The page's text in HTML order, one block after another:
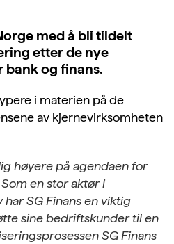
med å bli tildelt
etter de nye
og finans.
i materien på de
av kjernevirksomheten
høyere på agendaen for
en stor aktør i
SG Finans en viktig
sine bedriftskunder til en
SG Finans